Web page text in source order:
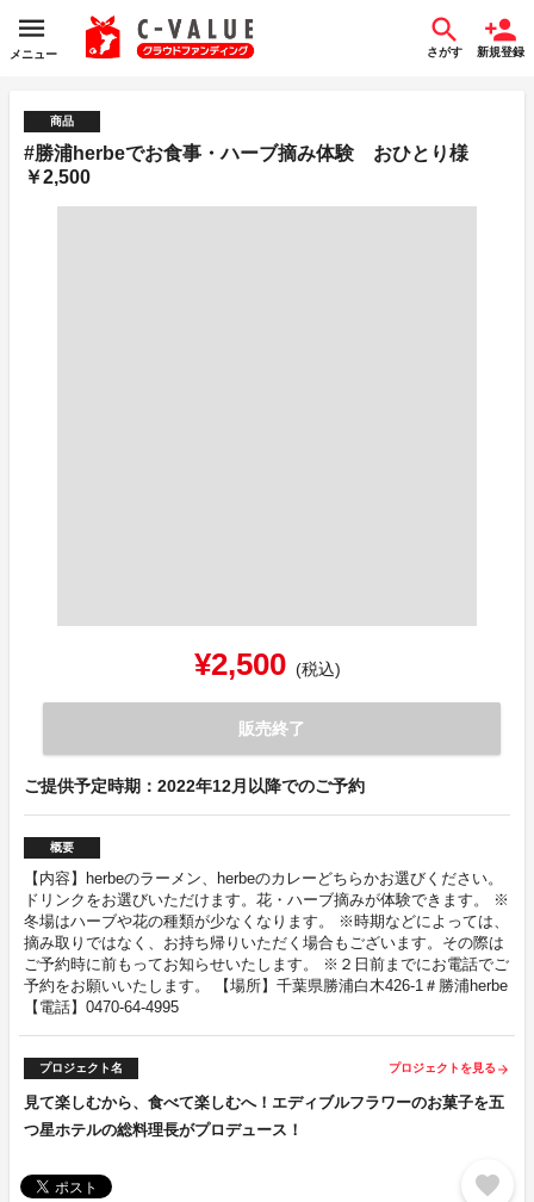
メニュー さがす 新規登録
商品
#勝浦herbeでお食事・ハーブ摘み体験 おひとり様
￥2,500
¥2,500 (税込)
販売終了
ご提供予定時期：2022年12月以降でのご予約
概要
【内容】herbeのラーメン、herbeのカレーどちらかお選びください。
ドリンクをお選びいただけます。花・ハーブ摘みが体験できます。 ※
冬場はハーブや花の種類が少なくなります。 ※時期などによっては、
摘み取りではなく、お持ち帰りいただく場合もございます。その際は
ご予約時に前もってお知らせいたします。 ※２日前までにお電話でご
予約をお願いいたします。 【場所】千葉県勝浦白木426-1＃勝浦herbe
【電話】0470-64-4995
プロジェクト名 プロジェクトを見る arrow_forward
見て楽しむから、食べて楽しむへ！エディブルフラワーのお菓子を五
つ星ホテルの総料理長がプロデュース！
favorite